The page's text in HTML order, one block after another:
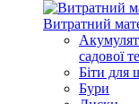
Витратний
садової
Біти для
Бури